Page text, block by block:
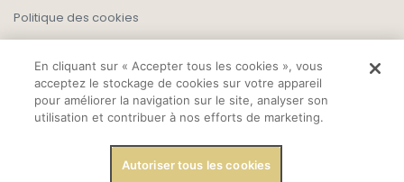
Politique des cookies
Copyright, Tout droit réservé 2025
En cliquant sur « Accepter tous les cookies », vous
acceptez le stockage de cookies sur votre appareil
pour améliorer la navigation sur le site, analyser son
utilisation et contribuer à nos efforts de marketing.
Autoriser tous les cookies